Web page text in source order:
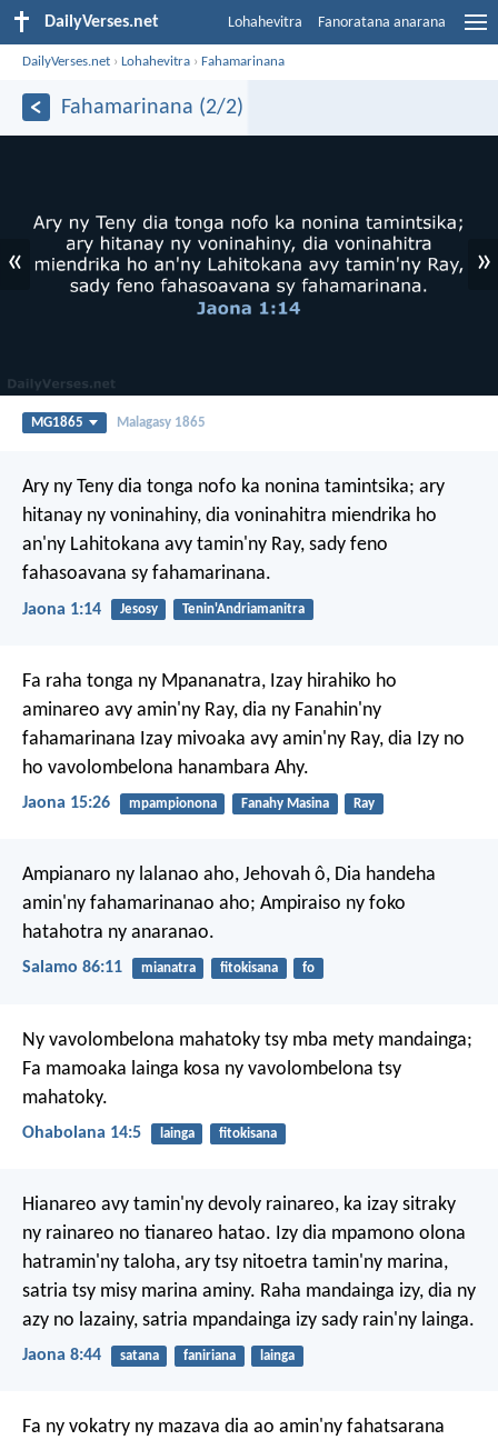
DailyVerses.net Lohahevitra Fanoratana anarana
DailyVerses.net ›Lohahevitra ›Fahamarinana
Fahamarinana (2/2)
« »
MG1865 Malagasy 1865
Ary ny Teny dia tonga nofo ka nonina tamintsika; ary
hitanay ny voninahiny, dia voninahitra miendrika ho
an'ny Lahitokana avy tamin'ny Ray, sady feno
fahasoavana sy fahamarinana.
Jaona 1:14 Jesosy Tenin'Andriamanitra
Fa raha tonga ny Mpananatra, Izay hirahiko ho
aminareo avy amin'ny Ray, dia ny Fanahin'ny
fahamarinana Izay mivoaka avy amin'ny Ray, dia Izy no
ho vavolombelona hanambara Ahy.
Jaona 15:26 mpampionona Fanahy Masina Ray
Ampianaro ny lalanao aho, Jehovah ô, Dia handeha
amin'ny fahamarinanao aho; Ampiraiso ny foko
hatahotra ny anaranao.
Salamo 86:11 mianatra fitokisana fo
Ny vavolombelona mahatoky tsy mba mety mandainga;
Fa mamoaka lainga kosa ny vavolombelona tsy
mahatoky.
Ohabolana 14:5 lainga fitokisana
Hianareo avy tamin'ny devoly rainareo, ka izay sitraky
ny rainareo no tianareo hatao. Izy dia mpamono olona
hatramin'ny taloha, ary tsy nitoetra tamin'ny marina,
satria tsy misy marina aminy. Raha mandainga izy, dia ny
azy no lazainy, satria mpandainga izy sady rain'ny lainga.
Jaona 8:44 satana faniriana lainga
Fa ny vokatry ny mazava dia ao amin'ny fahatsarana